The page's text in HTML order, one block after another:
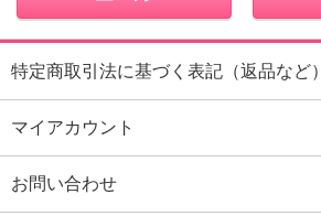
特定商取引法に基づく表記（返品など）
マイアカウント
お問い合わせ